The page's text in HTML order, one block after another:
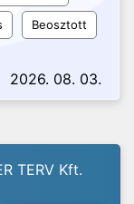
Beosztott
2026. 08. 03.
TERV Kft.